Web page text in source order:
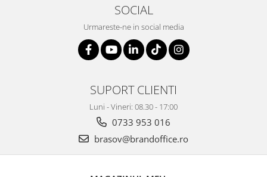
SOCIAL
Urmareste-ne in social media
SUPORT CLIENTI
Luni - Vineri: 08.30 - 17:00
0733 953 016
brasov@brandoffice.ro